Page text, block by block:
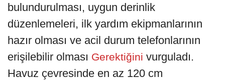
bulundurulması, uygun derinlik
düzenlemeleri, ilk yardım ekipmanlarının
hazır olması ve acil durum telefonlarının
erişilebilir olması Gerektiğini vurguladı.
Havuz çevresinde en az 120 cm